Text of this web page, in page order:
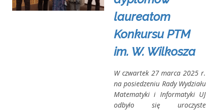
laureatom
Konkursu PTM
im. W. Wilkosza
W czwartek 27 marca 2025 r.
na posiedzeniu Rady Wydziału
Matematyki i Informatyki UJ
odbyło się uroczyste